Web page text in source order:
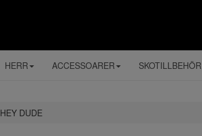
HERR ACCESSOARER SKOTILLBEHÖR
HEY DUDE